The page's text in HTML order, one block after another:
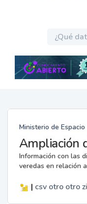
Ministerio de
Ampliación
Información con las
veredas en relación
| csv otro otro